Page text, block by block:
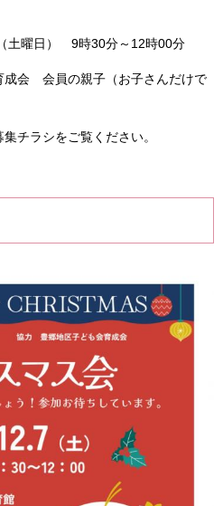
土曜日） 9時30分～12時00分
成会 会員の親子（お子さんだけで
シをご覧ください。